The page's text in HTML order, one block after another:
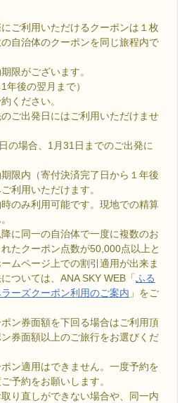
ご利用いただけるクーポンは１枚
自治体のクーポンを同じ旅程内で
限がございます。
年後の翌月まで）
ください。
ご出発日にはご利用いただけませ
の場合、1月31日までのご出発に
限内（寄付決済完了日から１年後
利用いただけます。
のみ利用可能です。現地での精算
に同一の自治体で一度に複数のお
たクーポン点数が50,000点以上と
ムページ上での割引適用が出来ま
ついては、ANA SKY WEB「ふる
ーズクーポン利用のご案内 」をご
ン券面額を下回る場合はご利用頂
券面額以上のご旅行をお選びくだ
ン適用はできません。一度予約を
予約をお願いします。
取り直しができない場合や、同一内